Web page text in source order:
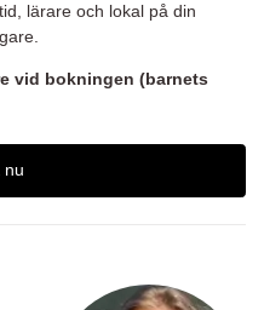
lärare och lokal på din
vid bokningen (barnets
nu